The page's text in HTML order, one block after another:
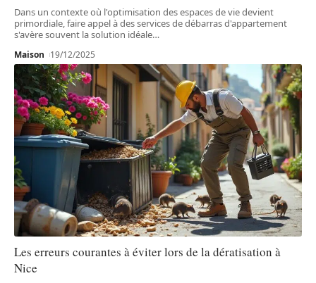
Dans un contexte où l'optimisation des espaces de vie devient
primordiale, faire appel à des services de débarras d'appartement
s'avère souvent la solution idéale…
Maison 19/12/2025
Les erreurs courantes à éviter lors de la dératisation à
Nice